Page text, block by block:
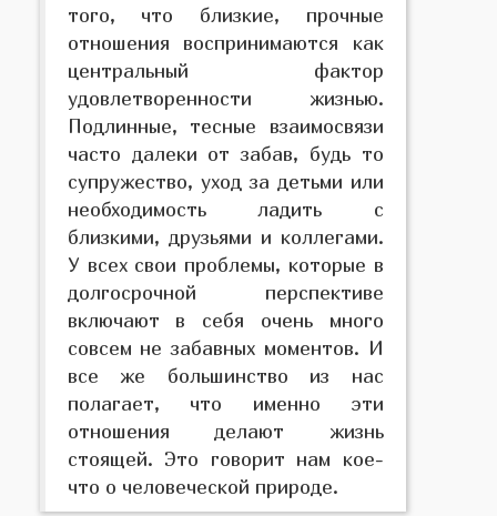
того, что близкие, прочные
отношения воспринимаются как
центральный фактор
удовлетворенности жизнью.
Подлинные, тесные взаимосвязи
часто далеки от забав, будь то
супружество, уход за детьми или
необходимость ладить с
близкими, друзьями и коллегами.
У всех свои проблемы, которые в
долгосрочной перспективе
включают в себя очень много
совсем не забавных моментов. И
все же большинство из нас
полагает, что именно эти
отношения делают жизнь
стоящей. Это говорит нам кое-
что о человеческой природе.